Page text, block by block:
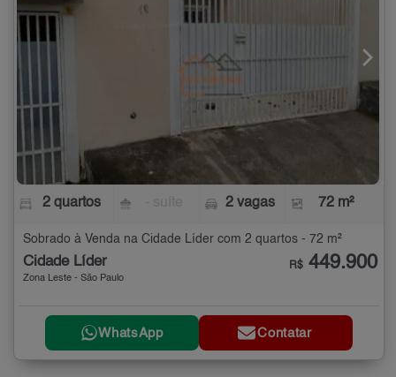
2 quartos 2 vagas 72 m²
Sobrado à Venda na Cidade Líder com 2 quartos - 72 m²
Cidade Líder
Zona Leste - São Paulo
R$ 449.900
WhatsApp Contatar